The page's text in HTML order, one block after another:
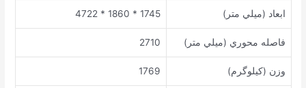
ﺍﺑﻌﺎﺩ (ﻣﻴﻠﻲ ﻣﺘﺮ) 1745 * 1860 * 4722
ﻓﺎﺻﻠﻪ ﻣﺤﻮﺭﻱ (ﻣﻴﻠﻲ ﻣﺘﺮ) 2710
ﻭﺯﻥ (ﻛﻴﻠﻮﮔﺮﻡ) 1769